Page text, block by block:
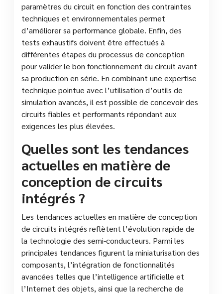
paramètres du circuit en fonction des contraintes
techniques et environnementales permet
d’améliorer sa performance globale. Enfin, des
tests exhaustifs doivent être effectués à
différentes étapes du processus de conception
pour valider le bon fonctionnement du circuit avant
sa production en série. En combinant une expertise
technique pointue avec l’utilisation d’outils de
simulation avancés, il est possible de concevoir des
circuits fiables et performants répondant aux
exigences les plus élevées.
Quelles sont les tendances
actuelles en matière de
conception de circuits
intégrés ?
Les tendances actuelles en matière de conception
de circuits intégrés reflètent l’évolution rapide de
la technologie des semi-conducteurs. Parmi les
principales tendances figurent la miniaturisation des
composants, l’intégration de fonctionnalités
avancées telles que l’intelligence artificielle et
l’Internet des objets, ainsi que la recherche de